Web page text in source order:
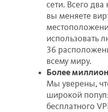
сети. Всего
вы меняете
использовать
36
всему миру.
Более
Мы уверены,
широкой
бесплатного